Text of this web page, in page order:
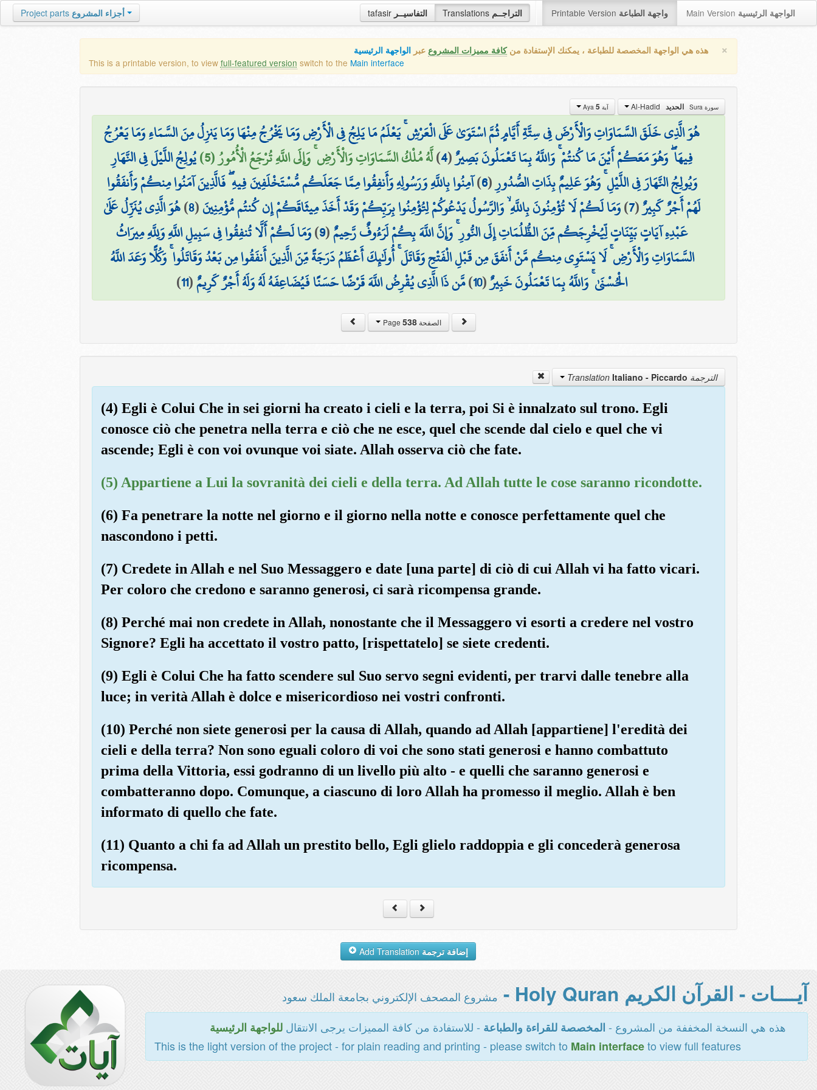
tafasir التفاسيــر Translations التراجــم Printable Version واجهة الطباعة Main Version الواجهة الرئيسية Project parts أجزاء المشروع
× هذه هي الواجهة المخصصة للطباعة ، يمكنك الإستفادة منكافة مميزات المشروع عبر الواجهة الرئيسية
This is a printable version, to view full-featured version switch to the Main interface
سورة Sura الحديد آية Aya 5
هُوَ الَّذِي خَلَقَ السَّمَاوَاتِ وَالْأَرْضَ فِي سِتَّةِ أَيَّامٍ ثُمَّ اسْتَوَىٰ عَلَى الْعَرْشِ ۚ يَعْلَمُ مَا يَلِجُ فِي الْأَرْضِ وَمَا يَخْرُجُ مِنْهَا وَمَا يَنزِلُ مِنَ السَّمَاءِ وَمَا يَعْرُجُ
فِيهَا ۖ وَهُوَ مَعَكُمْ أَيْنَ مَا كُنتُمْ ۚ وَاللَّهُ بِمَا تَعْمَلُونَ بَصِيرٌ(
4
)لَّهُ مُلْكُ السَّمَاوَاتِ وَالْأَرْضِ ۚ وَإِلَى اللَّهِ تُرْجَعُ الْأُمُورُ (5) يُولِجُ اللَّيْلَ فِي النَّهَارِ
وَيُولِجُ النَّهَارَ فِي اللَّيْلِ ۚ وَهُوَ عَلِيمٌ بِذَاتِ الصُّدُورِ(
6
)آمِنُوا بِاللَّهِ وَرَسُولِهِ وَأَنفِقُوا مِمَّا جَعَلَكُم مُّسْتَخْلَفِينَ فِيهِ ۖ فَالَّذِينَ آمَنُوا مِنكُمْ وَأَنفَقُوا
لَهُمْ أَجْرٌ كَبِيرٌ(
7
)وَمَا لَكُمْ لَا تُؤْمِنُونَ بِاللَّهِ ۙ وَالرَّسُولُ يَدْعُوكُمْ لِتُؤْمِنُوا بِرَبِّكُمْ وَقَدْ أَخَذَ مِيثَاقَكُمْ إِن كُنتُم مُّؤْمِنِينَ(
8
)هُوَ الَّذِي يُنَزِّلُ عَلَىٰ
عَبْدِهِ آيَاتٍ بَيِّنَاتٍ لِّيُخْرِجَكُم مِّنَ الظُّلُمَاتِ إِلَى النُّورِ ۚ وَإِنَّ اللَّهَ بِكُمْ لَرَءُوفٌ رَّحِيمٌ(
9
)وَمَا لَكُمْ أَلَّا تُنفِقُوا فِي سَبِيلِ اللَّهِ وَلِلَّهِ مِيرَاثُ
السَّمَاوَاتِ وَالْأَرْضِ ۚ لَا يَسْتَوِي مِنكُم مَّنْ أَنفَقَ مِن قَبْلِ الْفَتْحِ وَقَاتَلَ ۚ أُولَٰئِكَ أَعْظَمُ دَرَجَةً مِّنَ الَّذِينَ أَنفَقُوا مِن بَعْدُ وَقَاتَلُوا ۚ وَكُلًّا وَعَدَ اللَّهُ
الْحُسْنَىٰ ۚ وَاللَّهُ بِمَا تَعْمَلُونَ خَبِيرٌ(
10
)مَّن ذَا الَّذِي يُقْرِضُ اللَّهَ قَرْضًا حَسَنًا فَيُضَاعِفَهُ لَهُ وَلَهُ أَجْرٌ كَرِيمٌ(
11
)
الصفحة Page538
الترجمة Translation Italiano - Piccardo
(4) Egli è Colui Che in sei giorni ha creato i cieli e la terra, poi Si è innalzato sul trono. Egli
conosce ciò che penetra nella terra e ciò che ne esce, quel che scende dal cielo e quel che vi
ascende; Egli è con voi ovunque voi siate. Allah osserva ciò che fate.
(5) Appartiene a Lui la sovranità dei cieli e della terra. Ad Allah tutte le cose saranno ricondotte.
(6) Fa penetrare la notte nel giorno e il giorno nella notte e conosce perfettamente quel che
nascondono i petti.
(7) Credete in Allah e nel Suo Messaggero e date [una parte] di ciò di cui Allah vi ha fatto vicari.
Per coloro che credono e saranno generosi, ci sarà ricompensa grande.
(8) Perché mai non credete in Allah, nonostante che il Messaggero vi esorti a credere nel vostro
Signore? Egli ha accettato il vostro patto, [rispettatelo] se siete credenti.
(9) Egli è Colui Che ha fatto scendere sul Suo servo segni evidenti, per trarvi dalle tenebre alla
luce; in verità Allah è dolce e misericordioso nei vostri confronti.
(10) Perché non siete generosi per la causa di Allah, quando ad Allah [appartiene] l'eredità dei
cieli e della terra? Non sono eguali coloro di voi che sono stati generosi e hanno combattuto
prima della Vittoria, essi godranno di un livello più alto - e quelli che saranno generosi e
combatteranno dopo. Comunque, a ciascuno di loro Allah ha promesso il meglio. Allah è ben
informato di quello che fate.
(11) Quanto a chi fa ad Allah un prestito bello, Egli glielo raddoppia e gli concederà generosa
ricompensa.
إضافة ترجمة
آيــــات - القرآن الكريم Holy Quran - مشروع المصحف الإلكتروني بجامعة الملك سعود
هذه هي النسخة المخففة من المشروع - المخصصة للقراءة والطباعة - للاستفادة من كافة المميزات يرجى الانتقالللواجهة الرئيسية
This is the light version of the project - for plain reading and printing - please switch to Main interfaceto view full features